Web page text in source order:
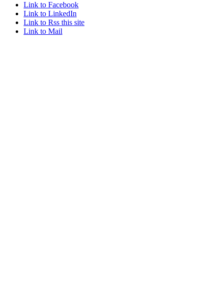
Link to Facebook
Link to LinkedIn
Link to Rss this site
Link to Mail